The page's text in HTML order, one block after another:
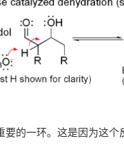
的一环。这是因为这